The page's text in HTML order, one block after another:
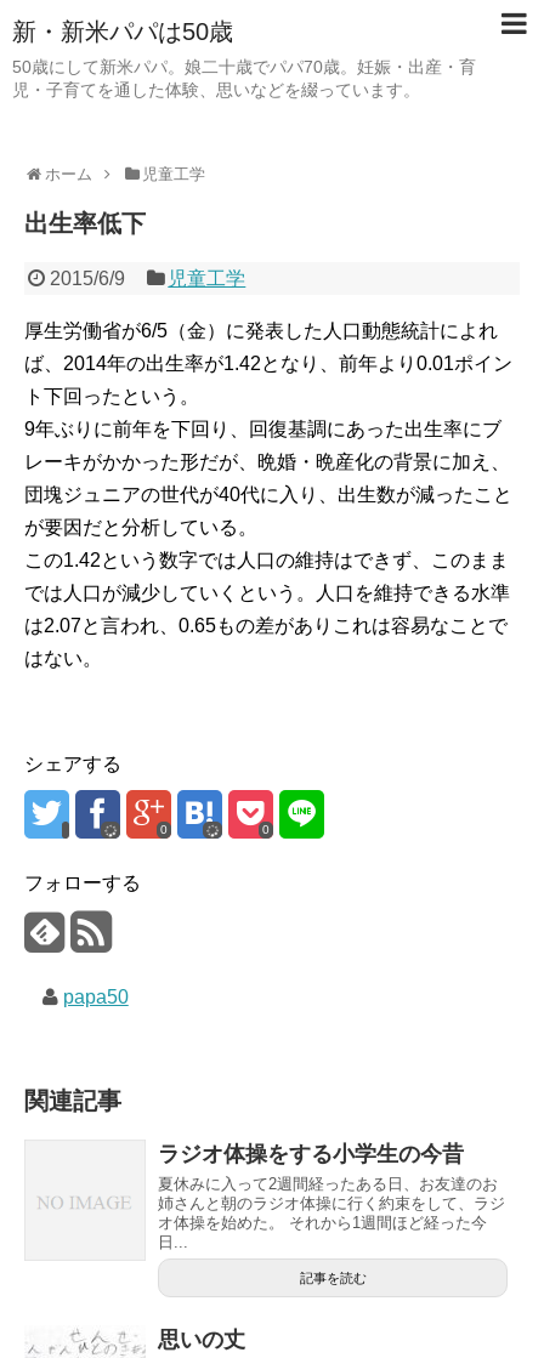
新・新米パパは50歳
50歳にして新米パパ。娘二十歳でパパ70歳。妊娠・出産・育
児・子育てを通した体験、思いなどを綴っています。
ホーム 児童工学
出生率低下
2015/6/9 児童工学
厚生労働省が6/5（金）に発表した人口動態統計によれ
ば、2014年の出生率が1.42となり、前年より0.01ポイン
ト下回ったという。
9年ぶりに前年を下回り、回復基調にあった出生率にブ
レーキがかかった形だが、晩婚・晩産化の背景に加え、
団塊ジュニアの世代が40代に入り、出生数が減ったこと
が要因だと分析している。
この1.42という数字では人口の維持はできず、このまま
では人口が減少していくという。人口を維持できる水準
は2.07と言われ、0.65もの差がありこれは容易なことで
はない。
シェアする
0 0
フォローする
papa50
関連記事
ラジオ体操をする小学生の今昔
夏休みに入って2週間経ったある日、お友達のお
姉さんと朝のラジオ体操に行く約束をして、ラジ
オ体操を始めた。 それから1週間ほど経った今
日...
記事を読む
思いの丈